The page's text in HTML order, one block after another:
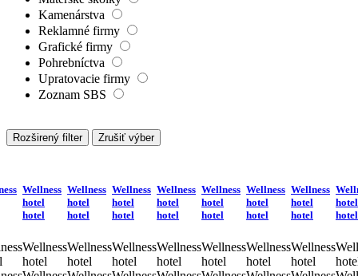
Kamenárstva
Reklamné firmy
Grafické firmy
Pohrebníctva
Upratovacie firmy
Zoznam SBS
Rozširený filter Zrušiť výber
Wellness
hotel
hotel
Wellness
hotel
Wellness
hotel
hotel
Wellness
hotel
Wellness
hotel
hotel
Wellness
hotel
Wellness
hotel
hotel
Wellness
hotel
Wellness
hotel
hotel
Wellness
hotel
Wellness
hotel
hotel
Wellness
hotel
Wellness
hotel
hotel
Wellness
hotel
hotel
hotel